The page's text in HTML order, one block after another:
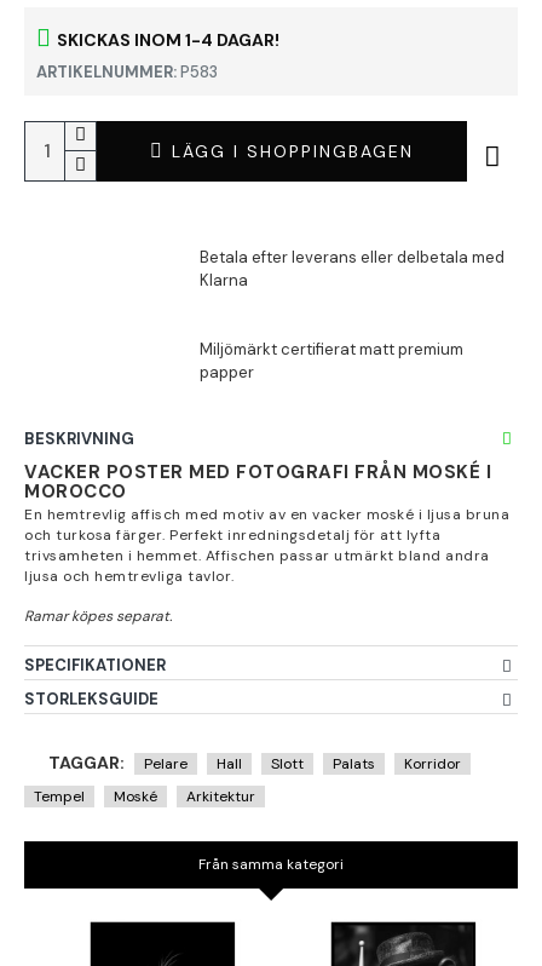
SKICKAS INOM 1-4 DAGAR!
ARTIKELNUMMER:P583
LÄGG I SHOPPINGBAGEN
BESKRIVNING
VACKER POSTER MED FOTOGRAFI FRÅN MOSKÉ I
MOROCCO
En hemtrevlig affisch med motiv av en vacker moské i ljusa bruna
och turkosa färger. Perfekt inredningsdetalj för att lyfta
trivsamheten i hemmet. Affischen passar utmärkt bland andra
ljusa och hemtrevliga tavlor.
SPECIFIKATIONER
STORLEKSGUIDE
TAGGAR: Pelare Hall Slott Palats
Korridor
Tempel
Moské Arkitektur
Från samma kategori